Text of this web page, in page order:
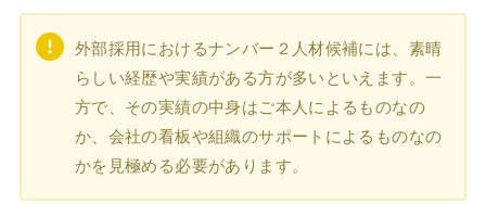
外部採用におけるナンバー２人材候補には、素晴
らしい経歴や実績がある方が多いといえます。一
方で、その実績の中身はご本人によるものなの
か、会社の看板や組織のサポートによるものなの
かを見極める必要があります。